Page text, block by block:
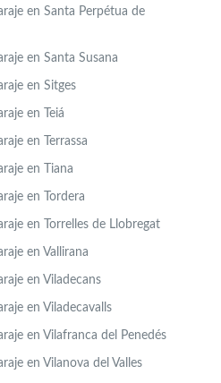
en Santa Perpétua de
en Santa Susana
en Sitges
en Teiá
en Terrassa
en Tiana
en Tordera
en Torrelles de Llobregat
en Vallirana
en Viladecans
en Viladecavalls
en Vilafranca del Penedés
en Vilanova del Valles